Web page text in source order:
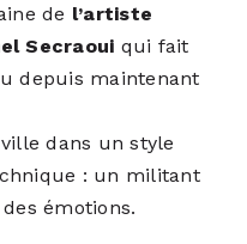
de l’artiste
Secraoui qui fait
depuis maintenant
dans un style
: un militant
émotions.